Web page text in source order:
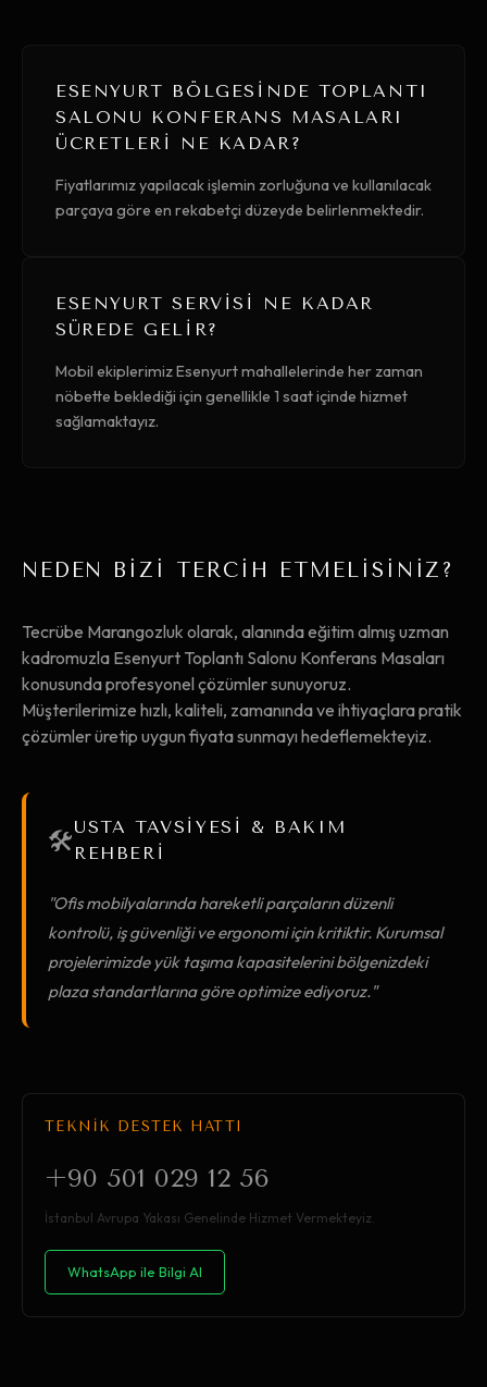
ESENYURT BÖLGESINDE TOPLANTI
SALONU KONFERANS MASALARI
ÜCRETLERI NE KADAR?
Fiyatlarımız yapılacak işlemin zorluğuna ve kullanılacak
parçaya göre en rekabetçi düzeyde belirlenmektedir.
ESENYURT SERVISI NE KADAR
SÜREDE GELIR?
Mobil ekiplerimiz Esenyurt mahallelerinde her zaman
nöbette beklediği için genellikle 1 saat içinde hizmet
sağlamaktayız.
NEDEN BİZİ TERCİH ETMELİSİNİZ?
Tecrübe Marangozluk olarak, alanında eğitim almış uzman
kadromuzla Esenyurt Toplantı Salonu Konferans Masaları
konusunda profesyonel çözümler sunuyoruz.
Müşterilerimize hızlı, kaliteli, zamanında ve ihtiyaçlara pratik
çözümler üretip uygun fiyata sunmayı hedeflemekteyiz.
🛠️USTA TAVSİYESİ & BAKIM
REHBERİ
"Ofis mobilyalarında hareketli parçaların düzenli
kontrolü, iş güvenliği ve ergonomi için kritiktir. Kurumsal
projelerimizde yük taşıma kapasitelerini bölgenizdeki
plaza standartlarına göre optimize ediyoruz."
TEKNİK DESTEK HATTI
+90 501 029 12 56
İstanbul Avrupa Yakası Genelinde Hizmet Vermekteyiz.
WhatsApp ile Bilgi Al